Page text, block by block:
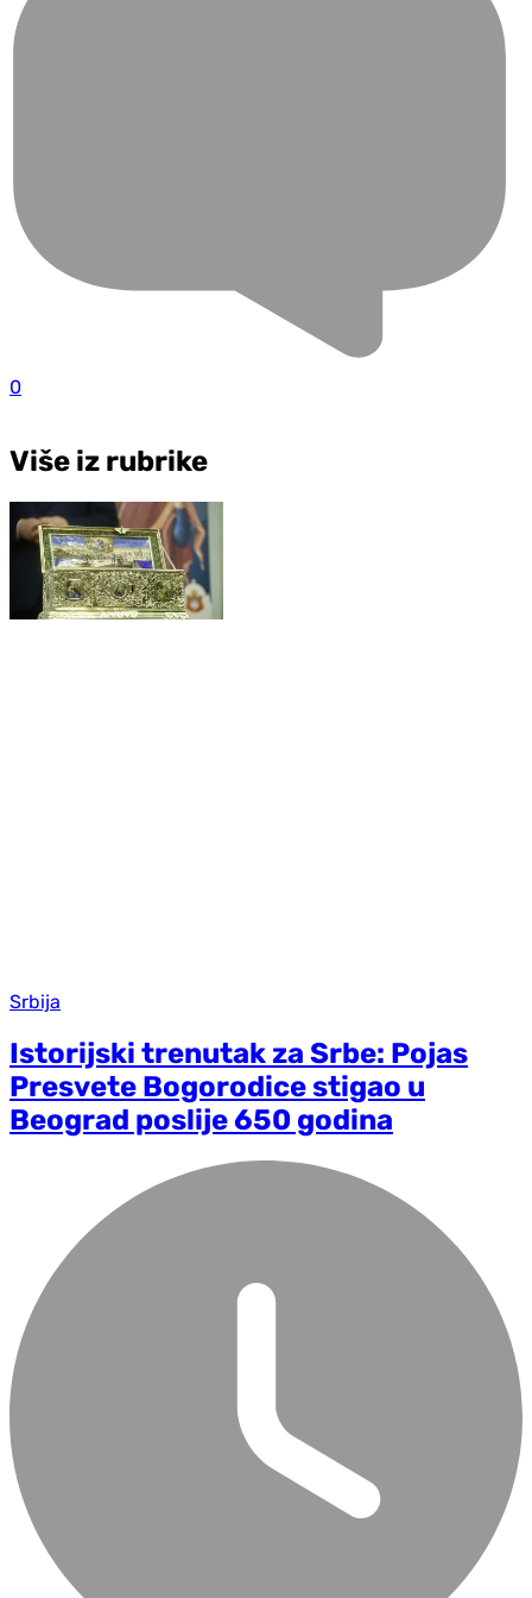
0
Više iz rubrike
Srbija
Istorijski trenutak za Srbe: Pojas
Presvete Bogorodice stigao u
Beograd poslije 650 godina